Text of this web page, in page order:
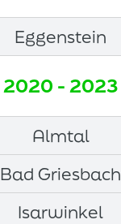
Eggenstein
2020 - 2023
Almtal
Bad Griesbach
Isarwinkel